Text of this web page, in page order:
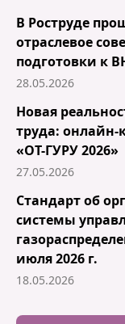
В Роструде
отраслевое
подготовки к
28.05.2026
Новая
труда:
«ОТ-ГУРУ 2026»
27.05.2026
Стандарт об
системы
июля 2026 г.
18.05.2026